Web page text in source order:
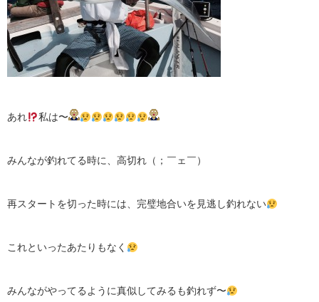
あれ 私は〜
みんなが釣れてる時に、高切れ（；￣ェ￣）
再スタートを切った時には、完璧地合いを見逃し釣れない
これといったあたりもなく
みんながやってるように真似してみるも釣れず〜